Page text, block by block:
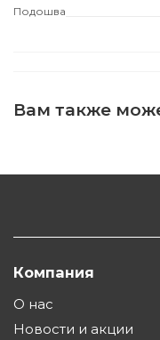
Подошва
Вам также
Компания
О нас
Новости и акции